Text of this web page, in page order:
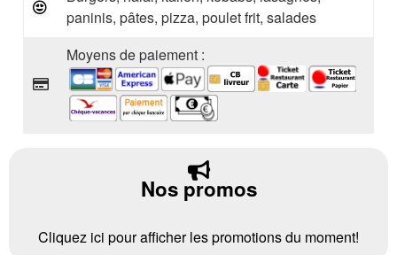
paninis, pâtes, pizza, poulet frit, salades
Moyens de paiement :
Nos promos
Cliquez ici pour afficher les promotions du moment!